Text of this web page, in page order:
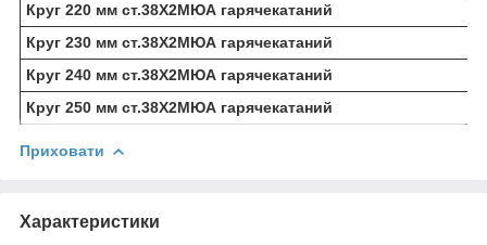
Круг 220 мм ст.38Х2МЮА гарячекатаний
Круг 230 мм ст.38Х2МЮА гарячекатаний
Круг 240 мм ст.38Х2МЮА гарячекатаний
Круг 250 мм ст.38Х2МЮА гарячекатаний
Приховати
Характеристики